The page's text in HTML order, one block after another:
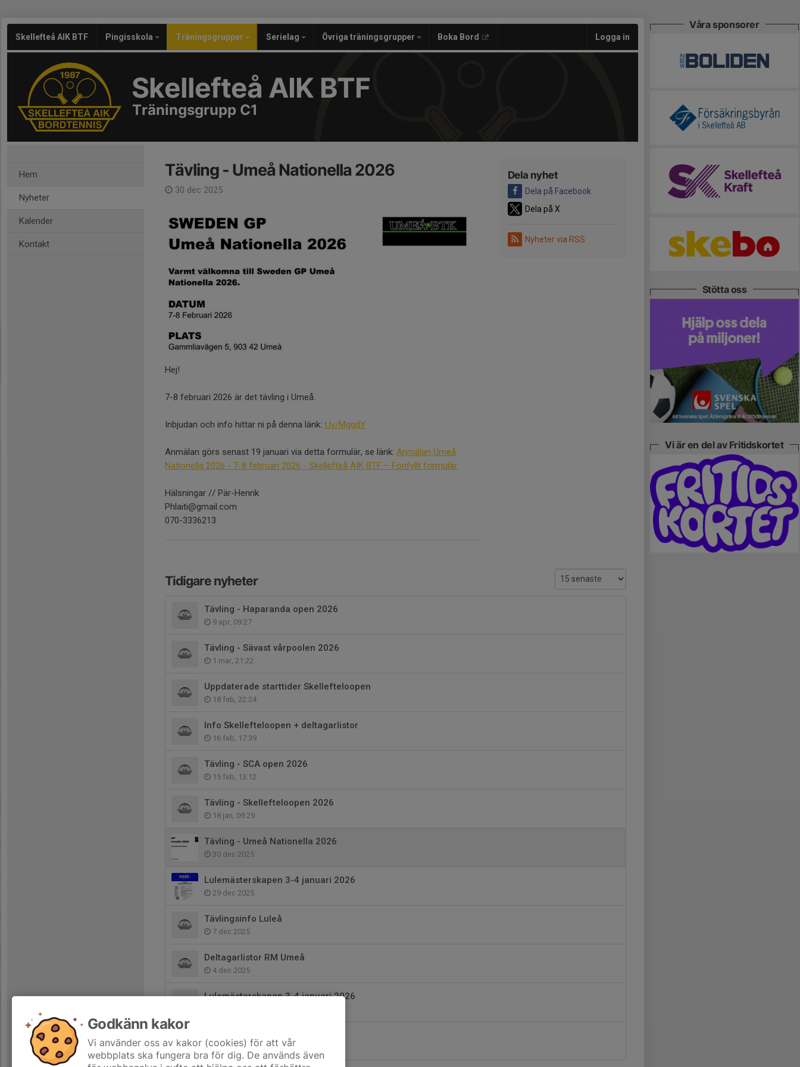
Skellefteå AIK BTF Pingisskola Träningsgrupper Serielag Övriga träningsgrupper Boka Bord Logga in
Skellefteå AIK BTF
Träningsgrupp C1
Hem
Nyheter
Kalender
Kontakt
Dela nyhet
Dela på Facebook
Dela på X
Nyheter via RSS
Tävling - Umeå Nationella 2026
30 dec 2025
Hej!
7-8 februari 2026 är det tävling i Umeå.
Inbjudan och info hittar ni på denna länk: t.ly/MgqdY
Anmälan görs senast 19 januari via detta formulär, se länk: Anmälan Umeå
Nationella 2026 - 7-8 februari 2026 - Skellefteå AIK BTF – Förifyllt formulär
Hälsningar // Pär-Henrik
Phlaiti@gmail.com
070-3336213
Tidigare nyheter
Tävling - Haparanda open 2026
9 apr, 09:27
Tävling - Sävast vårpoolen 2026
1 mar, 21:22
Uppdaterade starttider Skellefteloopen
18 feb, 22:24
Info Skellefteloopen + deltagarlistor
16 feb, 17:39
Tävling - SCA open 2026
15 feb, 13:12
Tävling - Skellefteloopen 2026
18 jan, 09:29
Tävling - Umeå Nationella 2026
30 dec 2025
Lulemästerskapen 3-4 januari 2026
29 dec 2025
Tävlingsinfo Luleå
7 dec 2025
Deltagarlistor RM Umeå
4 dec 2025
Lulemästerskapen 3-4 januari 2026
19 nov 2025
Våra sponsorer
Stötta oss
Vi är en del av Fritidskortet
Godkänn kakor
Vi använder oss av kakor (cookies) för att vår
webbplats ska fungera bra för dig. De används även